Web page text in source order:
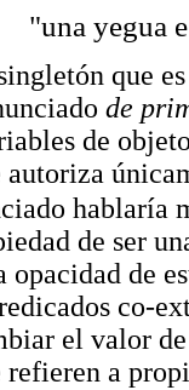
"una yegua
que
de
de
autoriza
hablaría
de ser
de
co-
el valor
refieren a